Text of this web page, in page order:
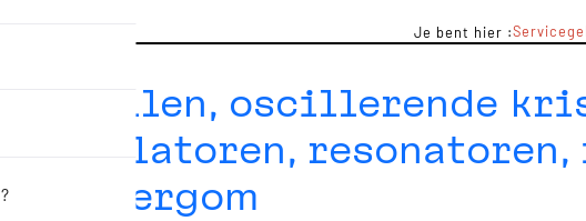
Je bent hier :
kristallen, oscillerende
oscillatoren,
Esztergom